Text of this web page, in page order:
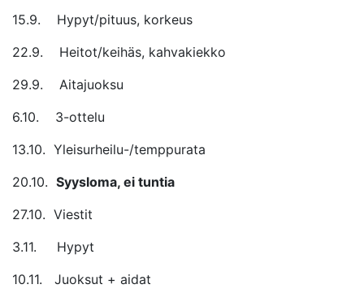
15.9. Hypyt/pituus, korkeus
22.9. Heitot/keihäs, kahvakiekko
29.9. Aitajuoksu
6.10. 3-ottelu
13.10. Yleisurheilu-/temppurata
20.10. Syysloma, ei tuntia
27.10. Viestit
3.11. Hypyt
10.11. Juoksut + aidat